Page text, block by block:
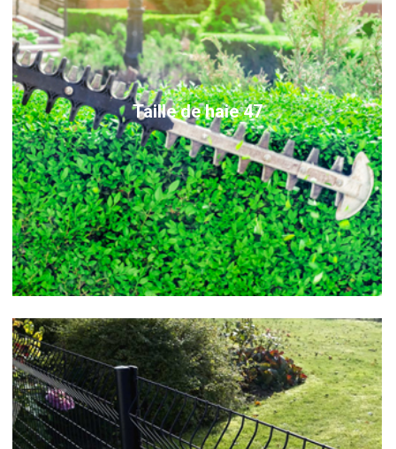
Taille de haie 47